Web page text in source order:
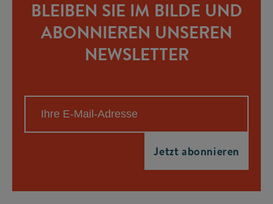
BLEIBEN SIE IM BILDE UND
ABONNIEREN UNSEREN
NEWSLETTER